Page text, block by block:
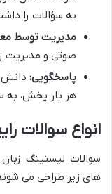
به سؤالات را
مدیریت توسط
صوتی و مدیریت
پاسخگویی: دانش
هر بار پخش، به
انواع سوالات
سوالات لیسنینگ
های زیر طراحی می